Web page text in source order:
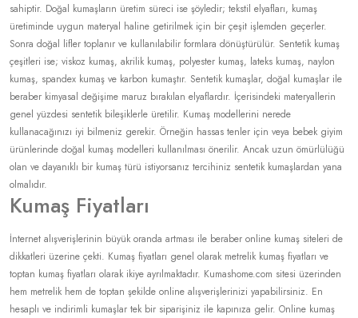
sahiptir. Doğal kumaşların üretim süreci ise şöyledir; tekstil elyafları, kumaş
üretiminde uygun materyal haline getirilmek için bir çeşit işlemden geçerler.
Sonra doğal lifler toplanır ve kullanılabilir formlara dönüştürülür. Sentetik kumaş
çeşitleri ise; viskoz kumaş, akrilik kumaş, polyester kumaş, lateks kumaş, naylon
kumaş, spandex kumaş ve karbon kumaştır. Sentetik kumaşlar, doğal kumaşlar ile
beraber kimyasal değişime maruz bırakılan elyaflardır. İçerisindeki materyallerin
genel yüzdesi sentetik bileşiklerle üretilir. Kumaş modellerini nerede
kullanacağınızı iyi bilmeniz gerekir. Örneğin hassas tenler için veya bebek giyim
ürünlerinde doğal kumaş modelleri kullanılması önerilir. Ancak uzun ömürlülüğü
olan ve dayanıklı bir kumaş türü istiyorsanız tercihiniz sentetik kumaşlardan yana
olmalıdır.
Kumaş Fiyatları
İnternet alışverişlerinin büyük oranda artması ile beraber online kumaş siteleri de
dikkatleri üzerine çekti. Kumaş fiyatları genel olarak metrelik kumaş fiyatları ve
toptan kumaş fiyatları olarak ikiye ayrılmaktadır. Kumashome.com sitesi üzerinden
hem metrelik hem de toptan şekilde online alışverişlerinizi yapabilirsiniz. En
hesaplı ve indirimli kumaşlar tek bir siparişiniz ile kapınıza gelir. Online kumaş